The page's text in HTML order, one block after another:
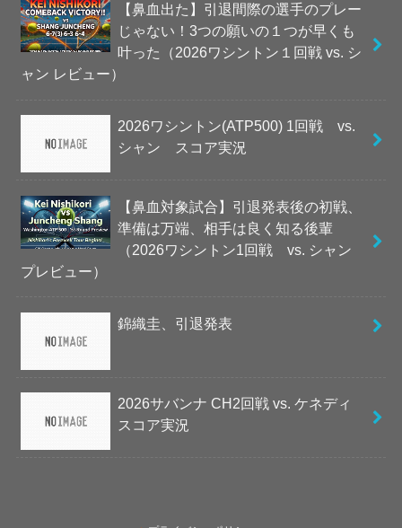
【鼻血出た】引退間際の選手のプレー
じゃない！3つの願いの１つが早くも
叶った（2026ワシントン１回戦 vs. シ
ャン レビュー）
2026ワシントン(ATP500) 1回戦 vs.
シャン スコア実況
【鼻血対象試合】引退発表後の初戦、
準備は万端、相手は良く知る後輩
（2026ワシントン1回戦 vs. シャン
プレビュー）
錦織圭、引退発表
2026サバンナ CH2回戦 vs. ケネディ
スコア実況